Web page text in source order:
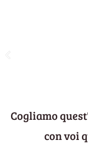
Cogliamo
con voi